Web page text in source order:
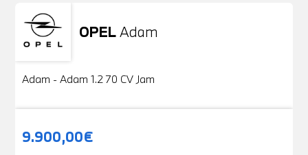
OPELAdam
Usato
Adam - Adam 1.2 70 CV Jam
9.900,00€